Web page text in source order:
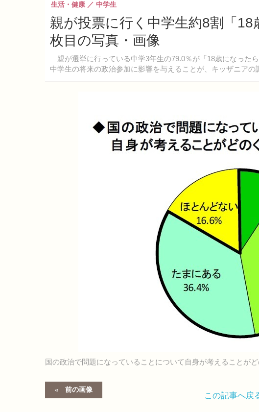
親が投票に行く中学生約8割「
枚目の写真・画像
親が選挙に行っている中学3年生の79.0％が「18歳になった
中学生の将来の政治参加に影響を与えることが、キッザニアの
生活・健康 中学生
国の政治で問題になっていることについて自身が考えることが
前の画像
この記事へ戻